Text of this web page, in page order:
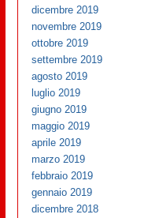
dicembre 2019
novembre 2019
ottobre 2019
settembre 2019
agosto 2019
luglio 2019
giugno 2019
maggio 2019
aprile 2019
marzo 2019
febbraio 2019
gennaio 2019
dicembre 2018